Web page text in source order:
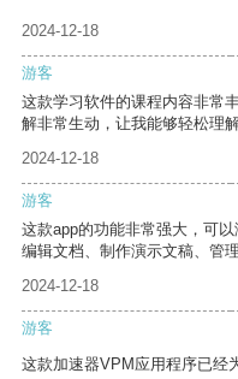
2024-12-18
游客
这款学习软件的课程内容非常
解非常生动，让我能够轻松理解
2024-12-18
游客
这款app的功能非常强大，可
编辑文档、制作演示文稿、管
2024-12-18
游客
这款加速器VPM应用程序已经